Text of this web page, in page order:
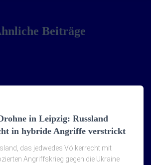
Beiträge
in Leipzig: Russland
in hybride Angriffe verstrickt
das jedwedes Völkerrecht mit
Angriffskrieg gegen die Ukraine